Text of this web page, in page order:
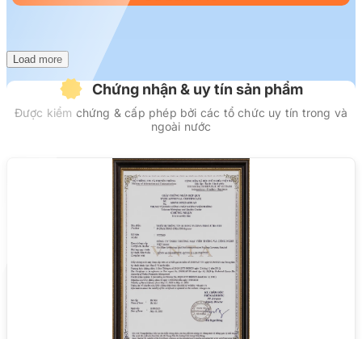
Load more
Chứng nhận & uy tín sản phẩm
Được kiểm chứng & cấp phép bởi các tổ chức uy tín trong và
ngoài nước